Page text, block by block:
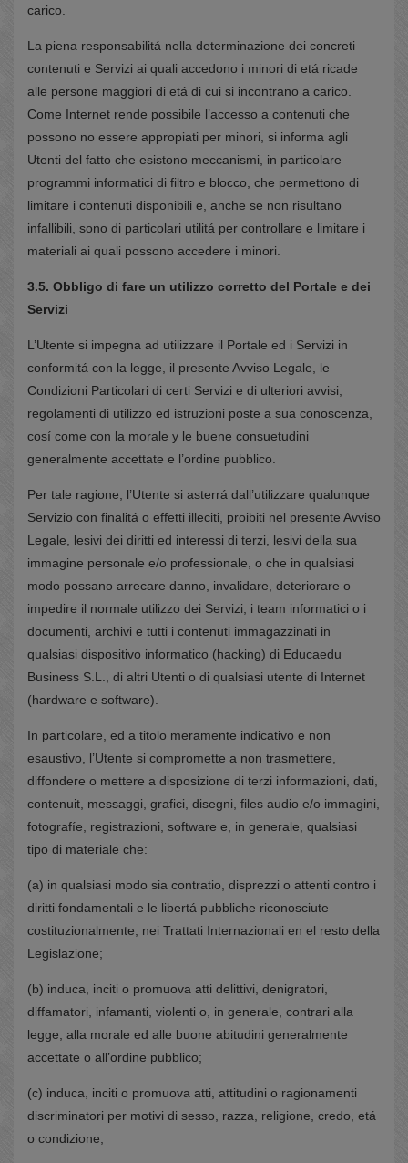
carico.
La piena responsabilitá nella determinazione dei concreti
contenuti e Servizi ai quali accedono i minori di etá ricade
alle persone maggiori di etá di cui si incontrano a carico.
Come Internet rende possibile l’accesso a contenuti che
possono no essere appropiati per minori, si informa agli
Utenti del fatto che esistono meccanismi, in particolare
programmi informatici di filtro e blocco, che permettono di
limitare i contenuti disponibili e, anche se non risultano
infallibili, sono di particolari utilitá per controllare e limitare i
materiali ai quali possono accedere i minori.
3.5. Obbligo di fare un utilizzo corretto del Portale e dei
Servizi
L’Utente si impegna ad utilizzare il Portale ed i Servizi in
conformitá con la legge, il presente Avviso Legale, le
Condizioni Particolari di certi Servizi e di ulteriori avvisi,
regolamenti di utilizzo ed istruzioni poste a sua conoscenza,
cosí come con la morale y le buene consuetudini
generalmente accettate e l’ordine pubblico.
Per tale ragione, l’Utente si asterrá dall’utilizzare qualunque
Servizio con finalitá o effetti illeciti, proibiti nel presente Avviso
Legale, lesivi dei diritti ed interessi di terzi, lesivi della sua
immagine personale e/o professionale, o che in qualsiasi
modo possano arrecare danno, invalidare, deteriorare o
impedire il normale utilizzo dei Servizi, i team informatici o i
documenti, archivi e tutti i contenuti immagazzinati in
qualsiasi dispositivo informatico (hacking) di Educaedu
Business S.L., di altri Utenti o di qualsiasi utente di Internet
(hardware e software).
In particolare, ed a titolo meramente indicativo e non
esaustivo, l’Utente si compromette a non trasmettere,
diffondere o mettere a disposizione di terzi informazioni, dati,
contenuit, messaggi, grafici, disegni, files audio e/o immagini,
fotografíe, registrazioni, software e, in generale, qualsiasi
tipo di materiale che:
(a) in qualsiasi modo sia contratio, disprezzi o attenti contro i
diritti fondamentali e le libertá pubbliche riconosciute
costituzionalmente, nei Trattati Internazionali en el resto della
Legislazione;
(b) induca, inciti o promuova atti delittivi, denigratori,
diffamatori, infamanti, violenti o, in generale, contrari alla
legge, alla morale ed alle buone abitudini generalmente
accettate o all’ordine pubblico;
(c) induca, inciti o promuova atti, attitudini o ragionamenti
discriminatori per motivi di sesso, razza, religione, credo, etá
o condizione;